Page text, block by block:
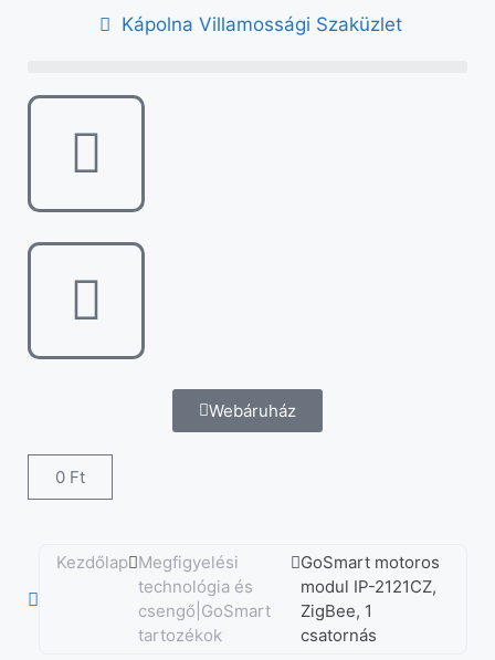
Kápolna Villamossági Szaküzlet
Webáruház
0 Ft
Kezdőlap Megfigyelési
technológia és
csengő|GoSmart
tartozékok
GoSmart motoros
modul IP-2121CZ,
ZigBee, 1
csatornás